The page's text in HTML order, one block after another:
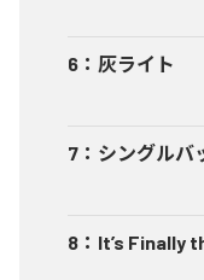
6 ： 灰ライト
7 ： シングルバ
8 ： It’s Finally